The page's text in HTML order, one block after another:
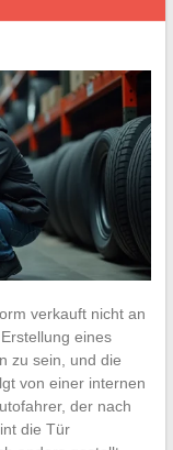
verkauft nicht an
eines
zu sein, und die
von einer internen
der nach
die Tür